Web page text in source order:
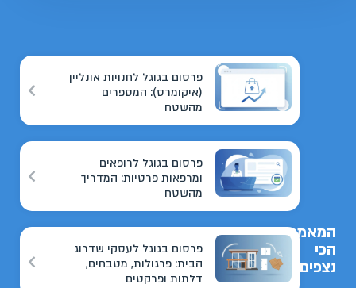
המאמרים
הכי
נצפים
פרסום בגוגל לחנויות אונליין
(איקומרס): המספרים
מהשטח
פרסום בגוגל לרופאים
ומרפאות פרטיות: המדריך
מהשטח
פרסום בגוגל לעסקי שדרוג
הבית: פרגולות, מטבחים,
דלתות ופרקטים